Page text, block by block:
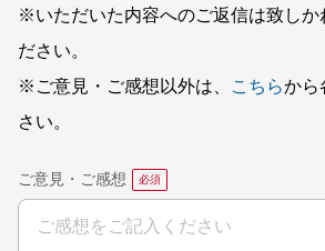
※いただいた内容へのご返信は致しか
ださい。
※ご意見・ご感想以外は、
こちらから
さい。
ご意見・ご感想